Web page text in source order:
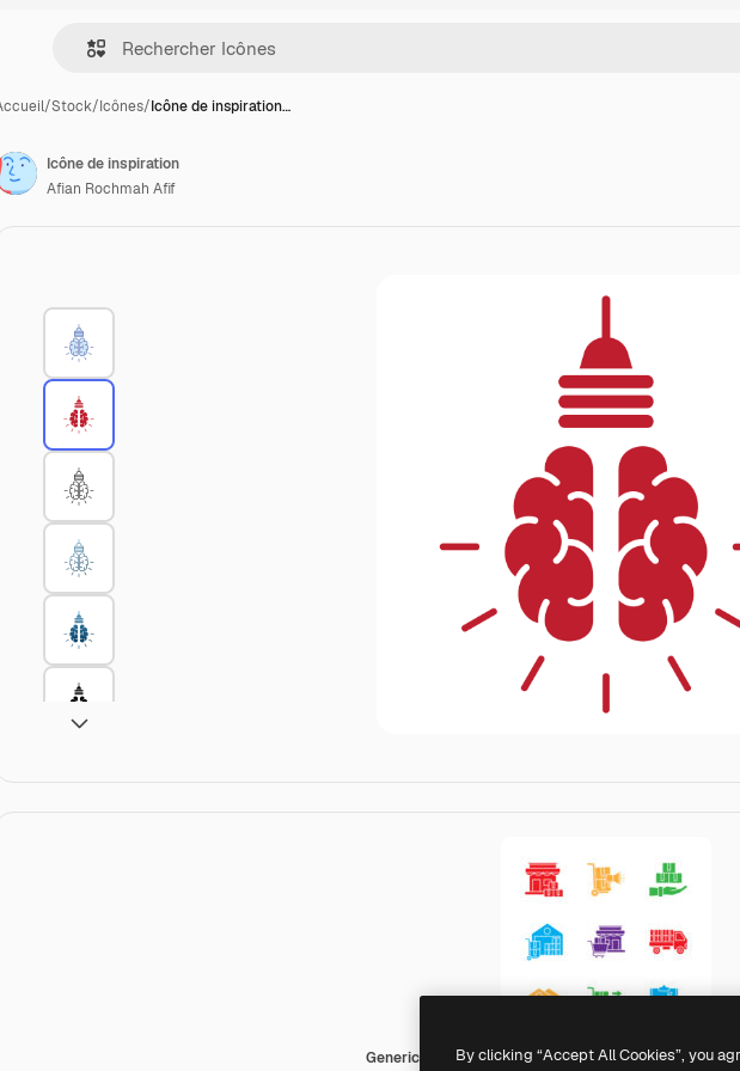
/Stock/Icônes/Icône de inspiration…
Generic color fill
Icône de inspiration
Afian Rochmah Afif
By clicking “Accept All Cookies”, you